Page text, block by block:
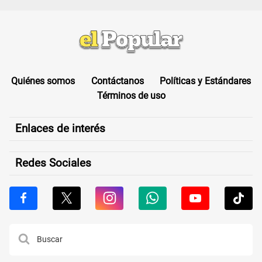
Quiénes somos Contáctanos
Políticas y Estándares
Términos de uso
Enlaces de interés
Redes Sociales